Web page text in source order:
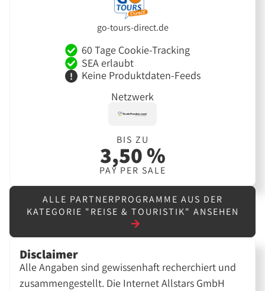
go-tours-direct.de
60 Tage Cookie-Tracking
SEA erlaubt
Keine Produktdaten-Feeds
Netzwerk
BIS ZU
3,50 %
PAY PER SALE
ALLE PARTNERPROGRAMME AUS DER
KATEGORIE "REISE & TOURISTIK" ANSEHEN
Disclaimer
Alle Angaben sind gewissenhaft recherchiert und
zusammengestellt. Die Internet Allstars GmbH